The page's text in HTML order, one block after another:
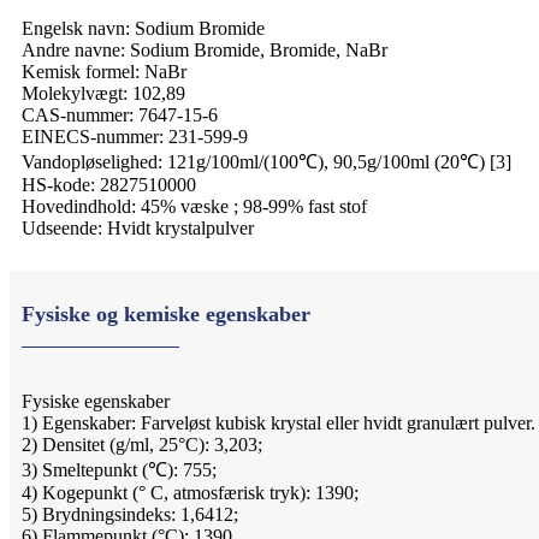
Engelsk navn: Sodium Bromide
Andre navne: Sodium Bromide, Bromide, NaBr
Kemisk formel: NaBr
Molekylvægt: 102,89
CAS-nummer: 7647-15-6
EINECS-nummer: 231-599-9
Vandopløselighed: 121g/100ml/(100℃), 90,5g/100ml (20℃) [3]
HS-kode: 2827510000
Hovedindhold: 45% væske ; 98-99% fast stof
Udseende: Hvidt krystalpulver
Fysiske og kemiske egenskaber
Fysiske egenskaber
1) Egenskaber: Farveløst kubisk krystal eller hvidt granulært
2) Densitet (g/ml, 25°C): 3,203;
3) Smeltepunkt (℃): 755;
4) Kogepunkt (° C, atmosfærisk tryk): 1390;
5) Brydningsindeks: 1,6412;